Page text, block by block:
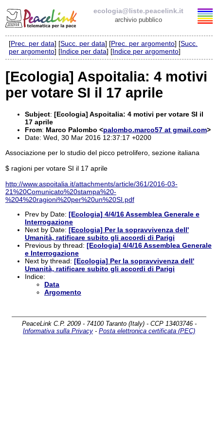
ecologia@liste.peacelink.it
archivio pubblico
Elenco delle liste
Iscrizione / Cancellazione
Policy delle liste di PeaceLink
Informativa sulla privacy
Richieste di rimozione
[Prec. per data] [Succ. per data] [Prec. per argomento] [Succ.
per argomento] [Indice per data] [Indice per argomento]
[Ecologia] Aspoitalia: 4 motivi
per votare SI il 17 aprile
Subject: [Ecologia] Aspoitalia: 4 motivi per votare SI il
17 aprile
From: Marco Palombo <palombo.marco57 at gmail.com>
Date: Wed, 30 Mar 2016 12:37:17 +0200
Associazione per lo studio del picco petrolifero, sezione italiana
$ ragioni per votare SI il 17 aprile
http://www.aspoitalia.it/attachments/article/361/2016-03-
21%20Comunicato%20stampa%20-
%204%20ragioni%20per%20un%20SI.pdf
Prev by Date: [Ecologia] 4/4/16 Assemblea Generale e
Interrogazione
Next by Date: [Ecologia] Per la sopravvivenza dell'
Umanità, ratificare subito gli accordi di Parigi
Previous by thread: [Ecologia] 4/4/16 Assemblea Generale
e Interrogazione
Next by thread: [Ecologia] Per la sopravvivenza dell'
Umanità, ratificare subito gli accordi di Parigi
Indice:
Data
Argomento
PeaceLink C.P. 2009 - 74100 Taranto (Italy) - CCP 13403746 -
Informativa sulla Privacy - Posta elettronica certificata (PEC)